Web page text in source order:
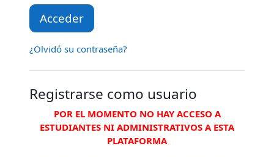
Acceder
¿Olvidó su contraseña?
Registrarse como usuario
POR EL MOMENTO NO HAY ACCESO A
ESTUDIANTES NI ADMINISTRATIVOS A ESTA
PLATAFORMA